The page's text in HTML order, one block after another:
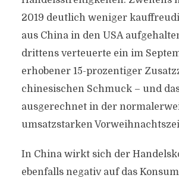
2019 deutlich weniger
aus China in den USA
drittens verteuerte ein im
erhobener 15-prozentiger
chinesischen Schmuck – und
ausgerechnet in der
umsatzstarken
In China wirkt sich der
ebenfalls negativ auf das